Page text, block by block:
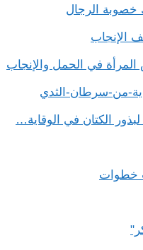
خصوبة الرجال
في الحمل والإنجاب
الكتان في الوقاية…
خطوات